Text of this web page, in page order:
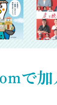
で加